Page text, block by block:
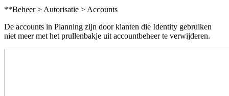
**Beheer > Autorisatie > Accounts
De accounts in Planning zijn door klanten die Identity gebruiken
niet meer met het prullenbakje uit accountbeheer te verwijderen.